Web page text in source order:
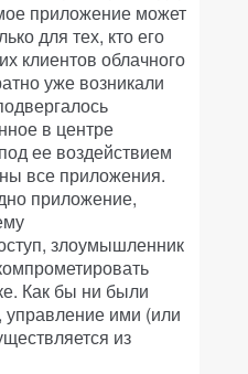
приложение может
для тех, кто его
клиентов облачного
уже возникали
в центре
ее воздействием
все приложения.
приложение,
злоумышленник
Как бы ни были
ими (или
из